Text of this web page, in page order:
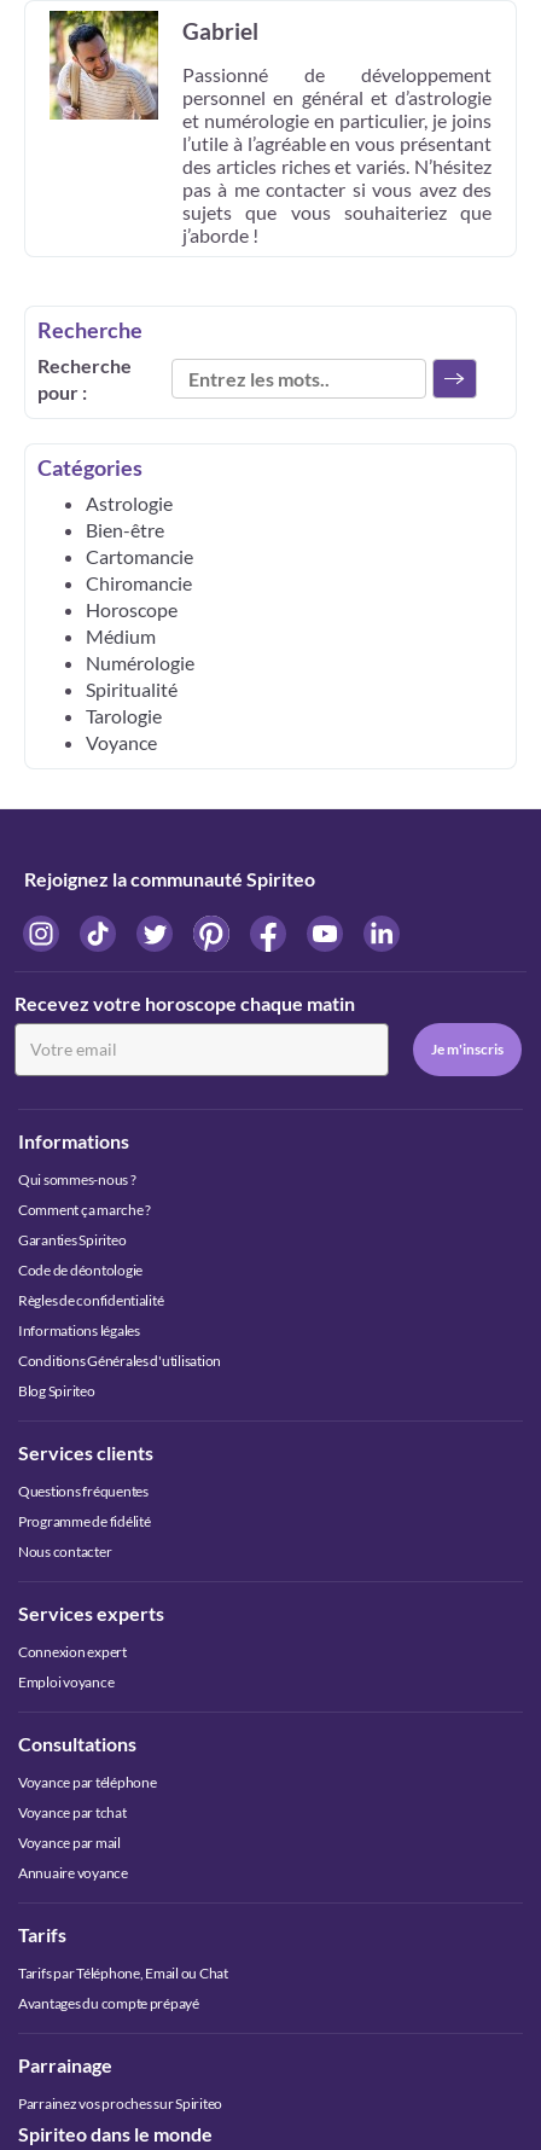
Gabriel
Passionné de développement
personnel en général et d’astrologie
et numérologie en particulier, je joins
l’utile à l’agréable en vous présentant
des articles riches et variés. N’hésitez
pas à me contacter si vous avez des
sujets que vous souhaiteriez que
j’aborde !
Recherche
Recherche
pour :
Catégories
Astrologie
Bien-être
Cartomancie
Chiromancie
Horoscope
Médium
Numérologie
Spiritualité
Tarologie
Voyance
Rejoignez la communauté Spiriteo
Recevez votre horoscope chaque matin
Informations
Qui sommes-nous ?
Comment ça marche ?
Garanties Spiriteo
Code de déontologie
Règles de confidentialité
Informations légales
Conditions Générales d'utilisation
Blog Spiriteo
Services clients
Questions fréquentes
Programme de fidélité
Nous contacter
Services experts
Connexion expert
Emploi voyance
Consultations
Voyance par téléphone
Voyance par tchat
Voyance par mail
Annuaire voyance
Tarifs
Tarifs par Téléphone, Email ou Chat
Avantages du compte prépayé
Parrainage
Parrainez vos proches sur Spiriteo
Spiriteo dans le monde